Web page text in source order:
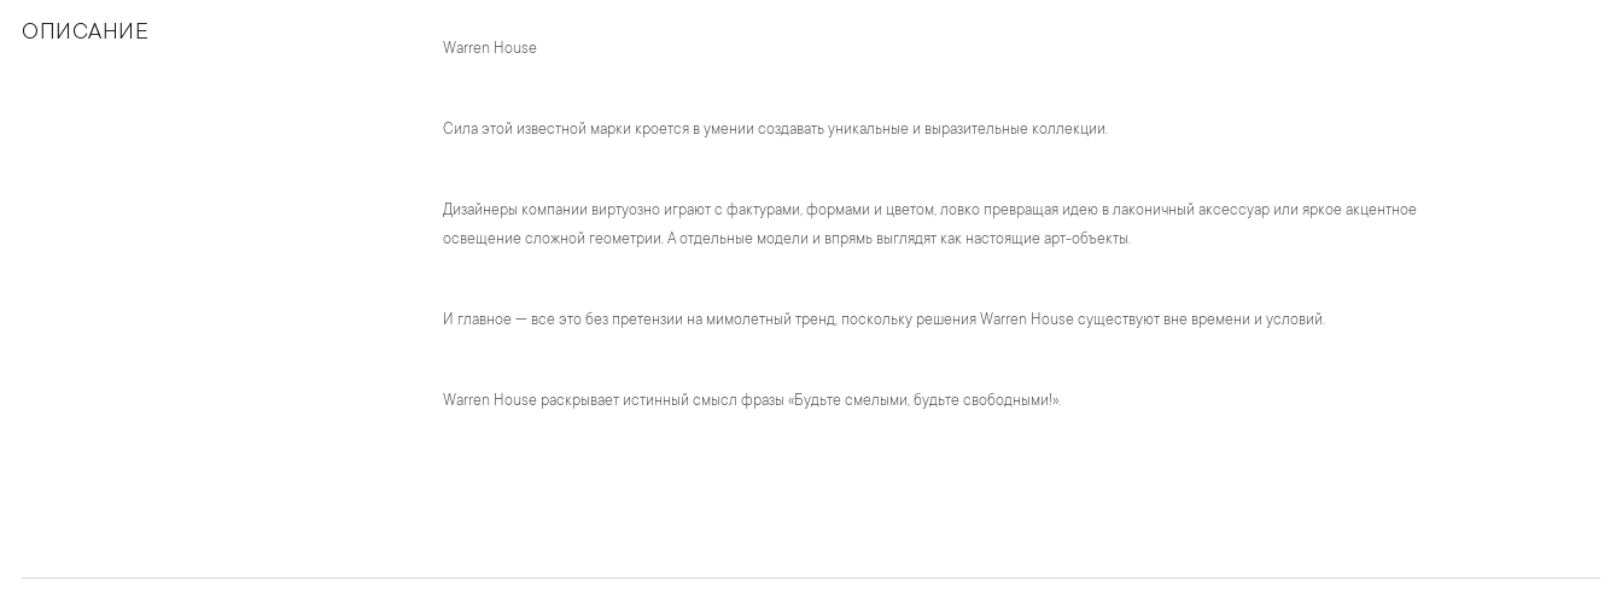
ОПИСАНИЕ
Warren House
Сила этой известной марки кроется в умении создавать уникальные и выразительные коллекции.
Дизайнеры компании виртуозно играют с фактурами, формами и цветом, ловко превращая идею в лаконичный аксессуар или яркое акцентное
освещение сложной геометрии. А отдельные модели и впрямь выглядят как настоящие арт-объекты.
И главное — все это без претензии на мимолетный тренд, поскольку решения Warren House существуют вне времени и условий.
Warren House раскрывает истинный смысл фразы «Будьте смелыми, будьте свободными!».